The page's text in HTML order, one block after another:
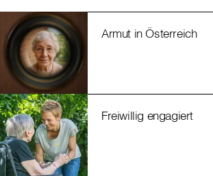
Armut in Österreich
Freiwillig engagiert